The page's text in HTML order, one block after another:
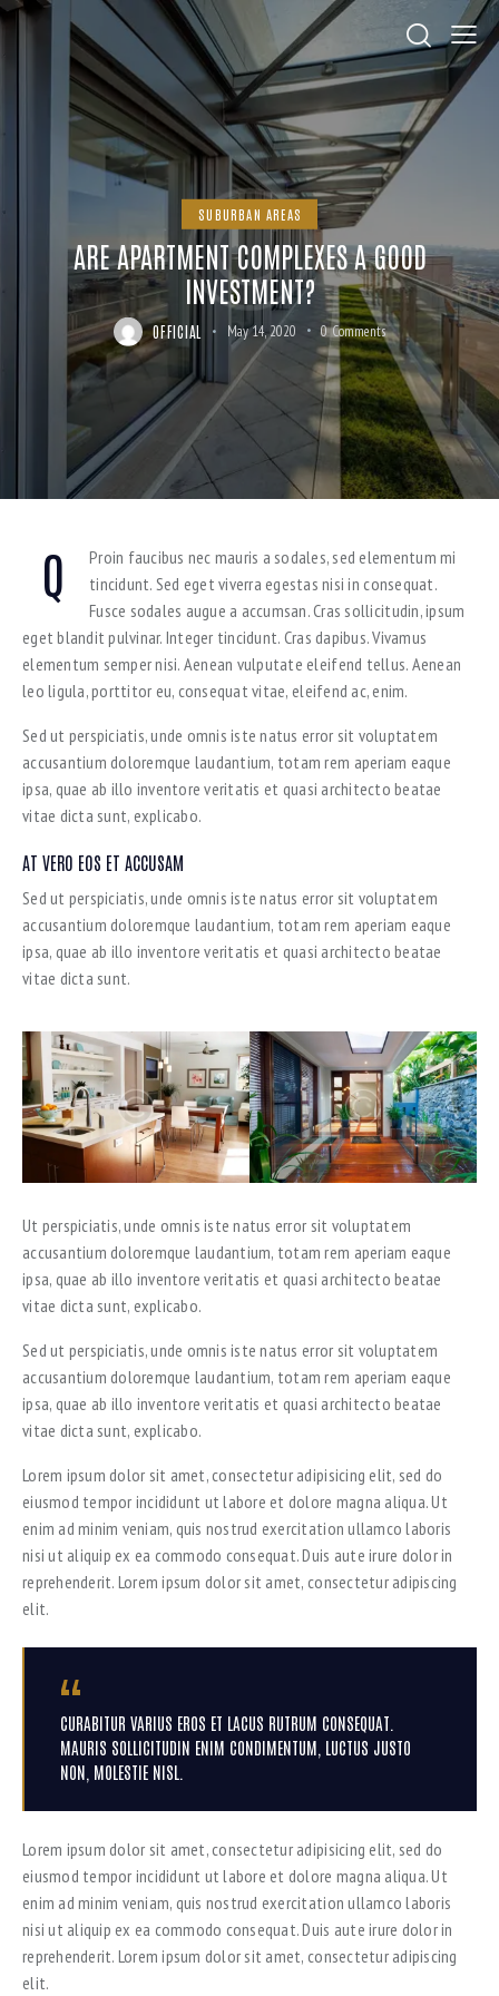
SUBURBAN AREAS
ARE APARTMENT COMPLEXES A GOOD
INVESTMENT?
OFFICIAL May 14, 2020 0 Comments
Q
Proin faucibus nec mauris a sodales, sed elementum mi
tincidunt. Sed eget viverra egestas nisi in consequat.
Fusce sodales augue a accumsan. Cras sollicitudin, ipsum
eget blandit pulvinar. Integer tincidunt. Cras dapibus. Vivamus
elementum semper nisi. Aenean vulputate eleifend tellus. Aenean
leo ligula, porttitor eu, consequat vitae, eleifend ac, enim.
Sed ut perspiciatis, unde omnis iste natus error sit voluptatem
accusantium doloremque laudantium, totam rem aperiam eaque
ipsa, quae ab illo inventore veritatis et quasi architecto beatae
vitae dicta sunt, explicabo.
AT VERO EOS ET ACCUSAM
Sed ut perspiciatis, unde omnis iste natus error sit voluptatem
accusantium doloremque laudantium, totam rem aperiam eaque
ipsa, quae ab illo inventore veritatis et quasi architecto beatae
vitae dicta sunt.
Ut perspiciatis, unde omnis iste natus error sit voluptatem
accusantium doloremque laudantium, totam rem aperiam eaque
ipsa, quae ab illo inventore veritatis et quasi architecto beatae
vitae dicta sunt, explicabo.
Sed ut perspiciatis, unde omnis iste natus error sit voluptatem
accusantium doloremque laudantium, totam rem aperiam eaque
ipsa, quae ab illo inventore veritatis et quasi architecto beatae
vitae dicta sunt, explicabo.
Lorem ipsum dolor sit amet, consectetur adipisicing elit, sed do
eiusmod tempor incididunt ut labore et dolore magna aliqua. Ut
enim ad minim veniam, quis nostrud exercitation ullamco laboris
nisi ut aliquip ex ea commodo consequat. Duis aute irure dolor in
reprehenderit. Lorem ipsum dolor sit amet, consectetur adipiscing
elit.
CURABITUR VARIUS EROS ET LACUS RUTRUM CONSEQUAT.
MAURIS SOLLICITUDIN ENIM CONDIMENTUM, LUCTUS JUSTO
NON, MOLESTIE NISL.
Lorem ipsum dolor sit amet, consectetur adipisicing elit, sed do
eiusmod tempor incididunt ut labore et dolore magna aliqua. Ut
enim ad minim veniam, quis nostrud exercitation ullamco laboris
nisi ut aliquip ex ea commodo consequat. Duis aute irure dolor in
reprehenderit. Lorem ipsum dolor sit amet, consectetur adipiscing
elit.